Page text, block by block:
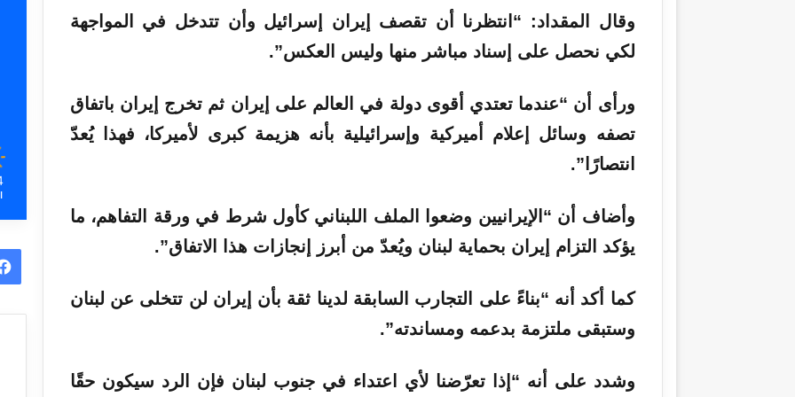
وقال المقداد: “انتظرنا أن تقصف إيران إسرائيل وأن تتدخل في المواجهة
لكي نحصل على إسناد مباشر منها وليس العكس”.
ورأى أن “عندما تعتدي أقوى دولة في العالم على إيران ثم تخرج إيران باتفاق
تصفه وسائل إعلام أميركية وإسرائيلية بأنه هزيمة كبرى لأميركا، فهذا يُعدّ
انتصارًا”.
وأضاف أن “الإيرانيين وضعوا الملف اللبناني كأول شرط في ورقة التفاهم، ما
يؤكد التزام إيران بحماية لبنان ويُعدّ من أبرز إنجازات هذا الاتفاق”.
كما أكد أنه “بناءً على التجارب السابقة لدينا ثقة بأن إيران لن تتخلى عن لبنان
وستبقى ملتزمة بدعمه ومساندته”.
وشدد على أنه “إذا تعرّضنا لأي اعتداء في جنوب لبنان فإن الرد سيكون حقًا